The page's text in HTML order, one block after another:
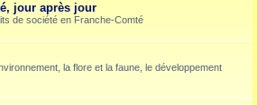
jour après jour
de société en Franche-Comté
la flore et la faune, le développement